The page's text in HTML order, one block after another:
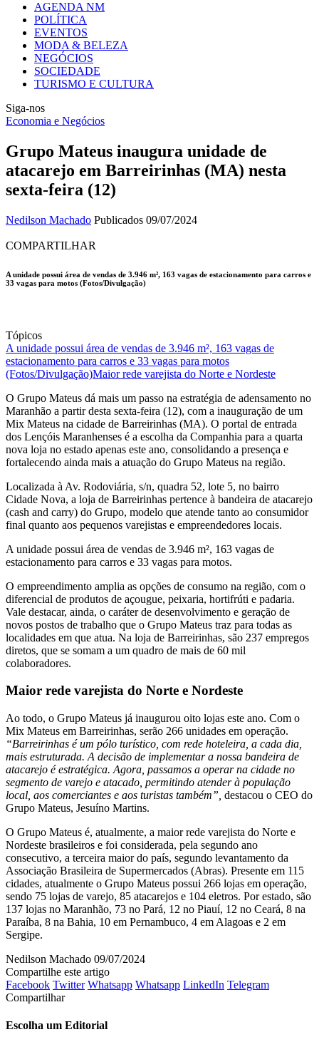
AGENDA NM
POLÍTICA
EVENTOS
MODA & BELEZA
NEGÓCIOS
SOCIEDADE
TURISMO E CULTURA
Siga-nos
Economia e Negócios
Grupo Mateus inaugura unidade de
atacarejo em Barreirinhas (MA) nesta
sexta-feira (12)
Nedilson Machado Publicados 09/07/2024
COMPARTILHAR
A unidade possui área de vendas de 3.946 m², 163 vagas de estacionamento para carros e
33 vagas para motos (Fotos/Divulgação)
Tópicos
A unidade possui área de vendas de 3.946 m², 163 vagas de
estacionamento para carros e 33 vagas para motos
(Fotos/Divulgação)Maior rede varejista do Norte e Nordeste
O Grupo Mateus dá mais um passo na estratégia de adensamento no
Maranhão a partir desta sexta-feira (12), com a inauguração de um
Mix Mateus na cidade de Barreirinhas (MA). O portal de entrada
dos Lençóis Maranhenses é a escolha da Companhia para a quarta
nova loja no estado apenas este ano, consolidando a presença e
fortalecendo ainda mais a atuação do Grupo Mateus na região.
Localizada à Av. Rodoviária, s/n, quadra 52, lote 5, no bairro
Cidade Nova, a loja de Barreirinhas pertence à bandeira de atacarejo
(cash and carry) do Grupo, modelo que atende tanto ao consumidor
final quanto aos pequenos varejistas e empreendedores locais.
A unidade possui área de vendas de 3.946 m², 163 vagas de
estacionamento para carros e 33 vagas para motos.
O empreendimento amplia as opções de consumo na região, com o
diferencial de produtos de açougue, peixaria, hortifrúti e padaria.
Vale destacar, ainda, o caráter de desenvolvimento e geração de
novos postos de trabalho que o Grupo Mateus traz para todas as
localidades em que atua. Na loja de Barreirinhas, são 237 empregos
diretos, que se somam a um quadro de mais de 60 mil
colaboradores.
Maior rede varejista do Norte e Nordeste
Ao todo, o Grupo Mateus já inaugurou oito lojas este ano. Com o
Mix Mateus em Barreirinhas, serão 266 unidades em operação.
“Barreirinhas é um pólo turístico, com rede hoteleira, a cada dia,
mais estruturada. A decisão de implementar a nossa bandeira de
atacarejo é estratégica. Agora, passamos a operar na cidade no
segmento de varejo e atacado, permitindo atender à população
local, aos comerciantes e aos turistas também”, destacou o CEO do
Grupo Mateus, Jesuíno Martins.
O Grupo Mateus é, atualmente, a maior rede varejista do Norte e
Nordeste brasileiros e foi considerada, pela segundo ano
consecutivo, a terceira maior do país, segundo levantamento da
Associação Brasileira de Supermercados (Abras). Presente em 115
cidades, atualmente o Grupo Mateus possui 266 lojas em operação,
sendo 75 lojas de varejo, 85 atacarejos e 104 eletros. Por estado, são
137 lojas no Maranhão, 73 no Pará, 12 no Piauí, 12 no Ceará, 8 na
Paraíba, 8 na Bahia, 10 em Pernambuco, 4 em Alagoas e 2 em
Sergipe.
Nedilson Machado 09/07/2024
Compartilhe este artigo
Facebook Twitter Whatsapp Whatsapp LinkedIn Telegram
Compartilhar
Escolha um Editorial